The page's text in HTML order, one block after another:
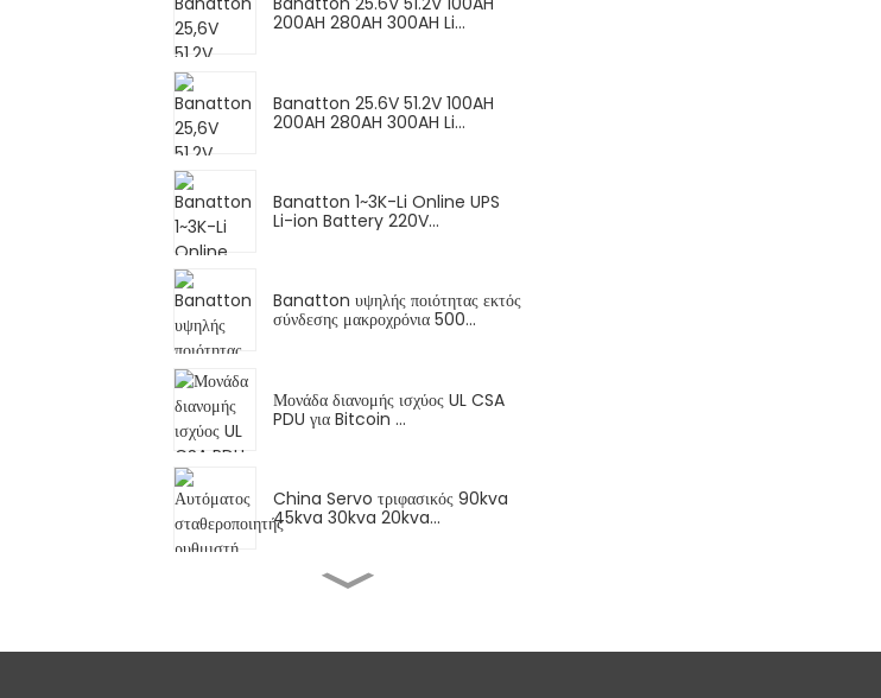
200AH 280AH 300AH Li...
Banatton 25.6V 51.2V 100AH ​​
200AH 280AH 300AH Li...
Banatton 1~3K-Li Online UPS
Li-ion Battery 220V...
Banatton υψηλής ποιότητας εκτός
σύνδεσης μακροχρόνια 500...
Μονάδα διανομής ισχύος UL CSA
PDU για Bitcoin ...
China Servo τριφασικός 90kva
45kva 30kva 20kva...